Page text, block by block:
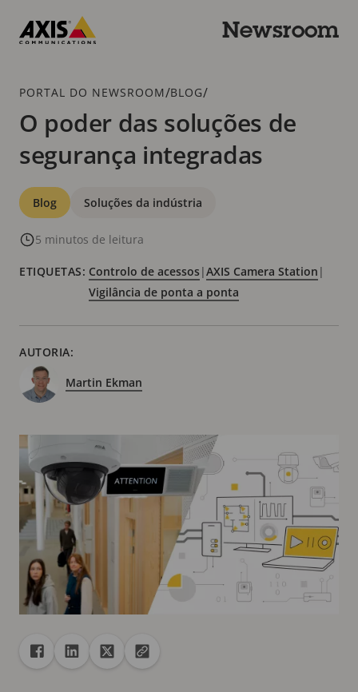
para
Newsroom
Caminho
navegação
PORTAL DO NEWSROOM/BLOG/
O poder das soluções de
segurança integradas
Categorias
Blog Soluções da indústria
5 minutos de leitura
ETIQUETAS: Controlo de acessos|AXIS Camera Station |
Vigilância de ponta a ponta
AUTORIA:
Martin Ekman
Partilhar
Partilhar com Facebook
Partilhar com Linkedin
Partilhar com X
Copiar URL para a área de transferência